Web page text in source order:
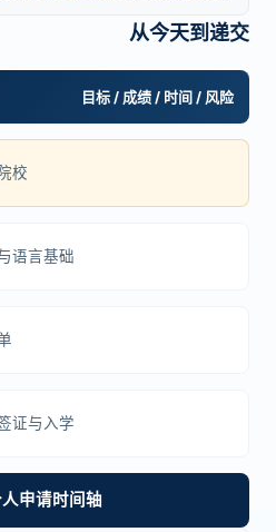
从今天到递交
目标 / 成绩 / 时间 / 风险
校
语言基础
证与入学
申请时间轴